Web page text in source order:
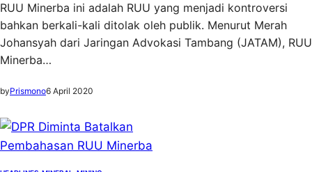
RUU Minerba ini adalah RUU yang menjadi kontroversi
bahkan berkali-kali ditolak oleh publik. Menurut Merah
Johansyah dari Jaringan Advokasi Tambang (JATAM), RUU
Minerba…
byPrismono6 April 2020